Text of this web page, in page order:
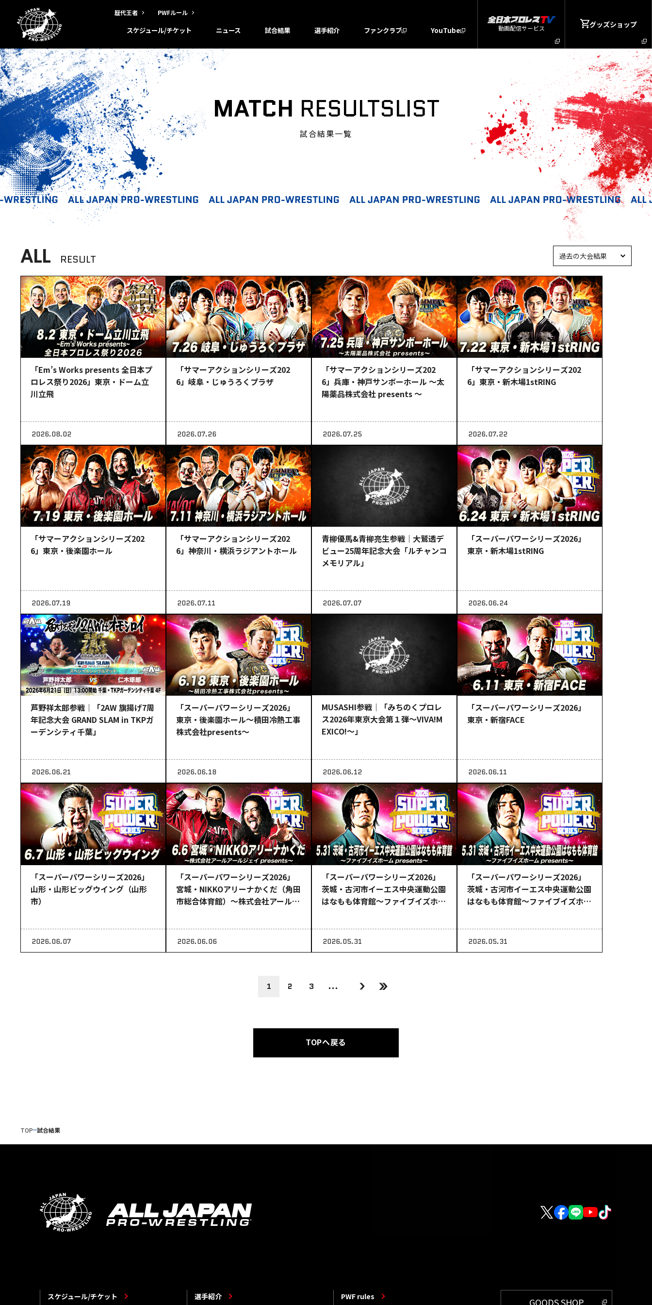
歴代王者 PWFルール
スケジュール/チケット ニュース 試合結果 選手紹介 ファンクラブ YouTube 動画配信サービス グッズショップ
MATCH RESULTSLIST
試合結果一覧
ALL RESULT
「Em’s Works presents 全日本プ
ロレス祭り2026」東京・ドーム立
川立飛
2026.08.02
「サマーアクションシリーズ202
6」岐阜・じゅうろくプラザ
2026.07.26
「サマーアクションシリーズ202
6」兵庫・神戸サンボーホール ～太
陽薬品株式会社 presents ～
2026.07.25
「サマーアクションシリーズ202
6」東京・新木場1stRING
2026.07.22
「サマーアクションシリーズ202
6」東京・後楽園ホール
2026.07.19
「サマーアクションシリーズ202
6」神奈川・横浜ラジアントホール
2026.07.11
青柳優馬&青柳亮生参戦｜大鷲透デ
ビュー25周年記念大会「ルチャンコ
メモリアル」
2026.07.07
「スーパーパワーシリーズ2026」
東京・新木場1stRING
2026.06.24
芦野祥太郎参戦｜「2AW 旗揚げ7周
年記念大会 GRAND SLAM in TKPガ
ーデンシティ千葉」
2026.06.21
「スーパーパワーシリーズ2026」
東京・後楽園ホール～積田冷熱工事
株式会社presents～
2026.06.18
MUSASHI参戦｜「みちのくプロレ
ス2026年東京大会第１弾～VIVA!M
EXICO!～」
2026.06.12
「スーパーパワーシリーズ2026」
東京・新宿FACE
2026.06.11
「スーパーパワーシリーズ2026」
山形・山形ビッグウイング（山形
市）
2026.06.07
「スーパーパワーシリーズ2026」
宮城・NIKKOアリーナかくだ（角田
市総合体育館）～株式会社アールア
2026.06.06
「スーパーパワーシリーズ2026」
茨城・古河市イーエス中央運動公園
はなもも体育館～ファイブイズホー
2026.05.31
「スーパーパワーシリーズ2026」
茨城・古河市イーエス中央運動公園
はなもも体育館～ファイブイズホー
2026.05.31
1 2 3 ...
TOPへ戻る
TOP 試合結果
スケジュール/チケット 選手紹介 PWF rules GOODS SHOP